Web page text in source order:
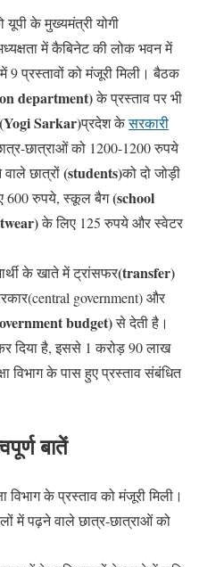
यूपी के मुख्यमंत्री योगी
में कैबिनेट की लोक भवन में
प्रस्तावों को मंजूरी मिली। बैठक
department)के प्रस्ताव पर भी
(Yogi Sarkar)प्रदेश केसरकारी
छात्राओं को 1200-1200 रुपये
छात्रों(students)को दो जोड़ी
600 रुपये, स्कूल बैग(school
के लिए 125 रुपये और स्वेटर
के खाते में ट्रांसफर(transfer)
government) और
budget)से देती है।
दिया है, इससे 1 करोड़ 90 लाख
विभाग के पास हुए प्रस्ताव संबंधित
बातें
विभाग के प्रस्ताव को मंजूरी मिली।
में पढ़ने वाले छात्र-छात्राओं को